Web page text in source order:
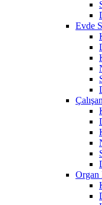
Evde
Organ